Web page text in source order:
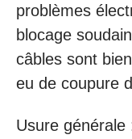
problèmes
blocage
câbles sont
eu de coupure
Usure